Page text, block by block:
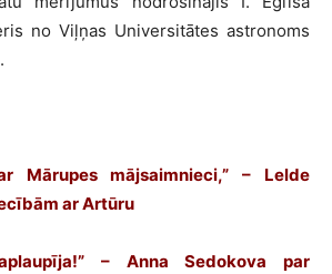
no Viļņas Universitātes astronoms
Mārupes mājsaimnieci,” – Lelde
ar Artūru
– Anna Sedokova par